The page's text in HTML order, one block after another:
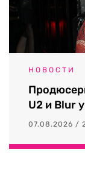
НОВОСТИ
U2 и Blur
07.08.2026 /